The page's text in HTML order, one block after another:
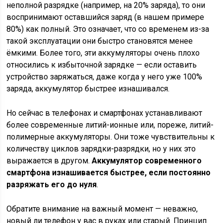
неполной разрядке (например, на 20% заряда), то они
воспринимают оставшийся заряд (в нашем примере
80%) как полный. Это означает, что со временем из-за
такой эксплуатации они быстро становятся менее
ёмкими. Более того, эти аккумуляторы очень плохо
относились к избыточной зарядке — если оставить
устройство заряжаться, даже когда у него уже 100%
заряда, аккумулятор быстрее изнашивался.
Но сейчас в телефонах и смартфонах устанавливают
более современные литий-ионные или, пореже, литий-
полимерные аккумуляторы. Они тоже чувствительны к
количеству циклов зарядки-разрядки, но у них это
выражается в другом.Аккумулятор современного
смартфона изнашивается быстрее, если постоянно
разряжать его до нуля.
Обратите внимание на важный момент — неважно,
новый ли телефон у вас в руках или старый. Принцип